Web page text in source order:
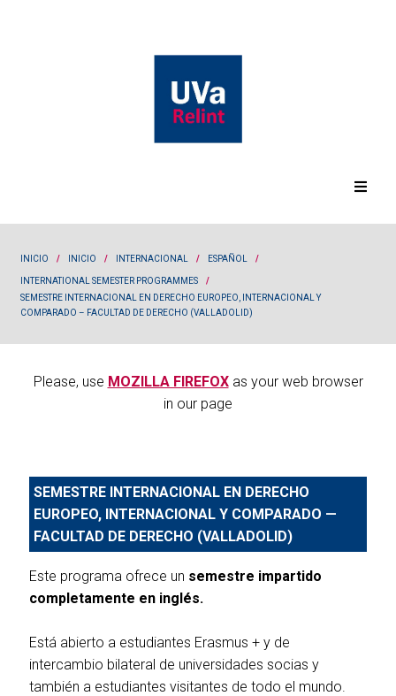
INICIO / INICIO / INTERNACIONAL / ESPAÑOL /
INTERNATIONAL SEMESTER PROGRAMMES
/
SEMESTRE INTERNACIONAL EN DERECHO EUROPEO, INTERNACIONAL Y
COMPARADO – FACULTAD DE DERECHO (VALLADOLID)
Please, use MOZILLA FIREFOXas your web browser
in our page
SEMESTRE INTERNACIONAL EN DERECHO
EUROPEO, INTERNACIONAL Y COMPARADO —
FACULTAD DE DERECHO (VALLADOLID)
Este programa ofrece un semestre impartido
completamente en inglés.
Está abierto a estudiantes Erasmus + y de
intercambio bilateral de universidades socias y
también a estudiantes visitantes de todo el mundo.